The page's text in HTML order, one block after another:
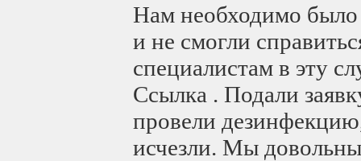
Нам необходимо было
и не смогли
специалистам в эту
Ссылка . Подали
провели
исчезли. Мы довольны